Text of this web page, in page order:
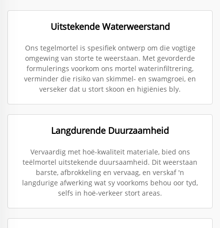
Uitstekende Waterweerstand
Ons tegelmortel is spesifiek ontwerp om die vogtige
omgewing van storte te weerstaan. Met gevorderde
formulerings voorkom ons mortel waterinfiltrering,
verminder die risiko van skimmel- en swamgroei, en
verseker dat u stort skoon en higiënies bly.
Langdurende Duurzaamheid
Vervaardig met hoë-kwaliteit materiale, bied ons
teëlmortel uitstekende duursaamheid. Dit weerstaan
barste, afbrokkeling en vervaag, en verskaf 'n
langdurige afwerking wat sy voorkoms behou oor tyd,
selfs in hoë-verkeer stort areas.